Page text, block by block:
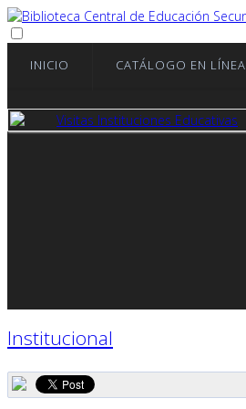
INICIO CATÁLOGO EN LÍNEA
Institucional